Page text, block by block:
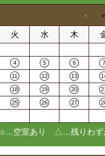
火 水 木
4 5 6 7
11 12 13
18 19 20
25 26 27
○…空室あり △…残りわ